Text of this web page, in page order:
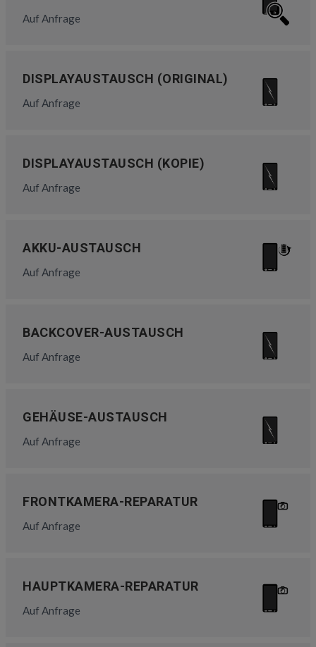
Auf Anfrage
DISPLAYAUSTAUSCH (ORIGINAL)
Auf Anfrage
DISPLAYAUSTAUSCH (KOPIE)
Auf Anfrage
AKKU-AUSTAUSCH
Auf Anfrage
BACKCOVER-AUSTAUSCH
Auf Anfrage
GEHÄUSE-AUSTAUSCH
Auf Anfrage
FRONTKAMERA-REPARATUR
Auf Anfrage
HAUPTKAMERA-REPARATUR
Auf Anfrage